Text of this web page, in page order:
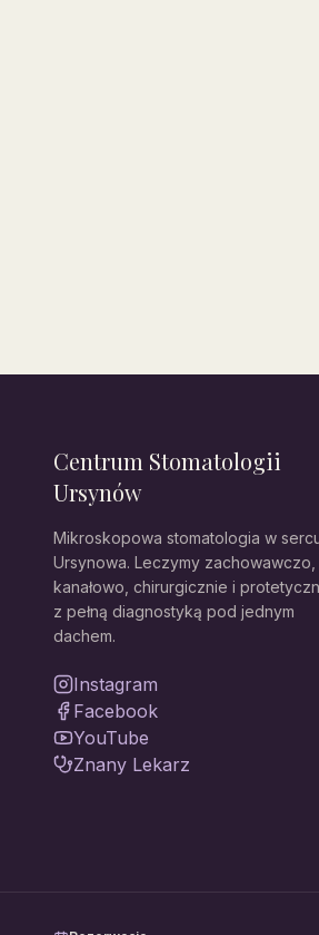
Centrum Stomatologii
Ursynów
Mikroskopowa stomatologia w
Ursynowa. Leczymy zachowawczo,
kanałowo, chirurgicznie i
z pełną diagnostyką pod jednym
dachem.
Instagram
Facebook
YouTube
Znany Lekarz